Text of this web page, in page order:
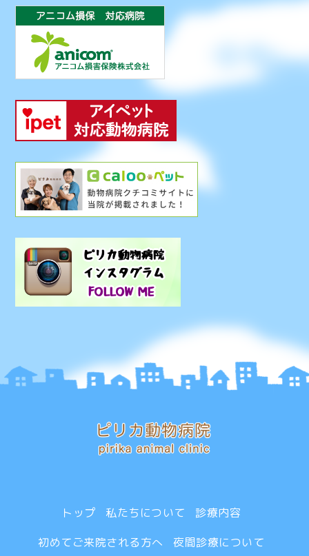
トップ 私たちについて
診療内容
初めてご来院される方へ
夜間診療について